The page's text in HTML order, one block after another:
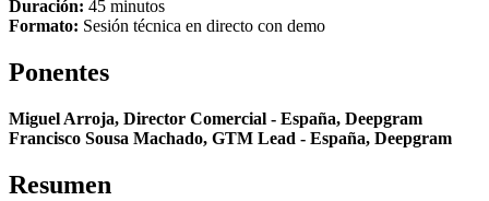
Duración: 45 minutos
Formato: Sesión técnica en directo con demo
Ponentes
Miguel Arroja, Director Comercial - España, Deepgram
Francisco Sousa Machado, GTM Lead - España, Deepgram
Resumen